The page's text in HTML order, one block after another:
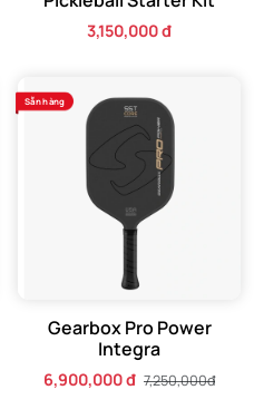
3,150,000 đ
Sẵn hàng
Gearbox Pro Power
Integra
6,900,000 đ 7,250,000đ